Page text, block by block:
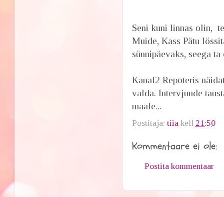
Seni kuni linnas olin,
Muide, Kass Pätu
sünnipäevaks, seega
Kanal2 Repoteris
valda. Intervjuude
maale...
Postitaja:tiia kell 21:50
Kommentaare ei ole:
Postita kommentaar